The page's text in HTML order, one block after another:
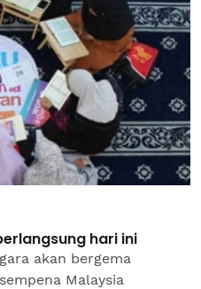
hari ini
akan bergema
Malaysia